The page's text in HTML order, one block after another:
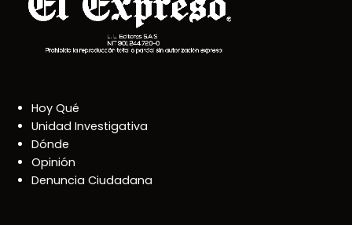
Hoy Qué
Unidad Investigativa
Dónde
Opinión
Denuncia Ciudadana